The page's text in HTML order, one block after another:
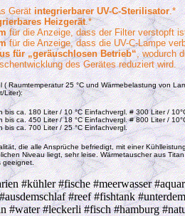
Gerätintegrierbarer UV-C-Sterilisator.*
Heizgerät.*
für die Anzeige, dass der Filter verstopft
für die Anzeige, dass die UV-C-Lampe
für „geräuschlosen Betrieb“, wodurch
des Gerätes reduziert wird.
( Raumtemperatur 25 °C und Wärmebelastung von
Liter):
bis ca. 180 Liter / 10 °C Einfachvergl. # 300 Liter /
bis ca. 450 Liter / 18 °C Einfachvergl. # 800 Liter /
bis ca. 700 Liter / 25 °C Einfachvergl.
die alle Ansprüche befriedigt, mit einer
Niveau liegt, sehr leise. Wärmetauscher aus
geeignet.
#kühler #fische #meerwasser
#reef #fishtank
#water #leckerli #fisch #hamburg